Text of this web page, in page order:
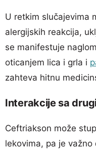
U retkim slučajevima
alergijskih reakcija,
se manifestuje
oticanjem lica i grla i
zahteva hitnu
Interakcije sa
Ceftriakson može
lekovima, pa je